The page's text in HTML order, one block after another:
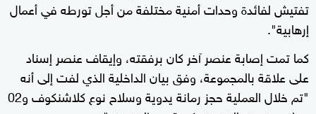
تفتيش لفائدة وحدات أمنية مختلفة من أجل تورطه في أعمال
إرهابية".
كما تمت إصابة عنصر آخر كان برفقته، وإيقاف عنصر إسناد
على علاقة بالمجموعة، وفق بيان الداخلية الذي لفت إلى أنه
"تم خلال العملية حجز رمانة يدوية وسلاح نوع كلاشنكوف و02